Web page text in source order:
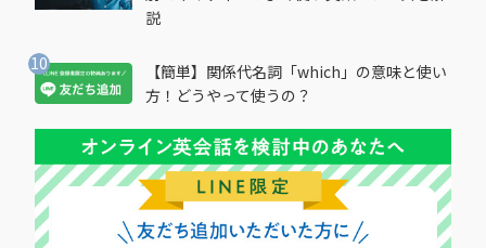
説
【簡単】関係代名詞「which」の意味と使い
方！どうやって使うの？